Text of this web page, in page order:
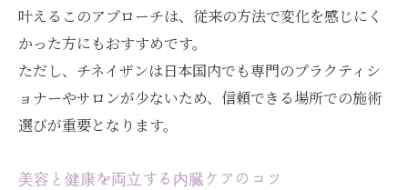
叶えるこのアプローチは、従来の方法で変化を感じにく
かった方にもおすすめです。
ただし、チネイザンは日本国内でも専門のプラクティシ
ョナーやサロンが少ないため、信頼できる場所での施術
選びが重要となります。
美容と健康を両立する内臓ケアのコツ